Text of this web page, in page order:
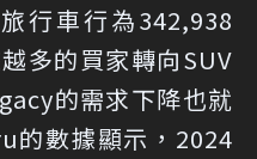
行車行為342,938
多的買家轉向SUV
的需求下降也就
的數據顯示，2024